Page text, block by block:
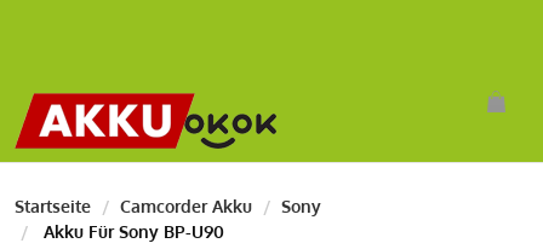
Startseite Camcorder Akku
Sony
Akku Für Sony BP-U90